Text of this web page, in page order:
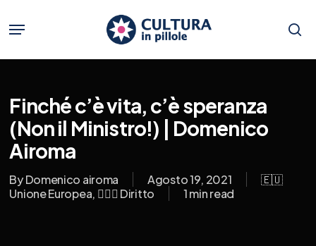
main
content
Menu
Finché c’è vita, c’è speranza
(Non il Ministro!) | Domenico
Airoma
ByDomenico airoma Agosto 19, 2021
🇪🇺
Unione Europea, 👨🏼‍⚖️ Diritto 1 min read